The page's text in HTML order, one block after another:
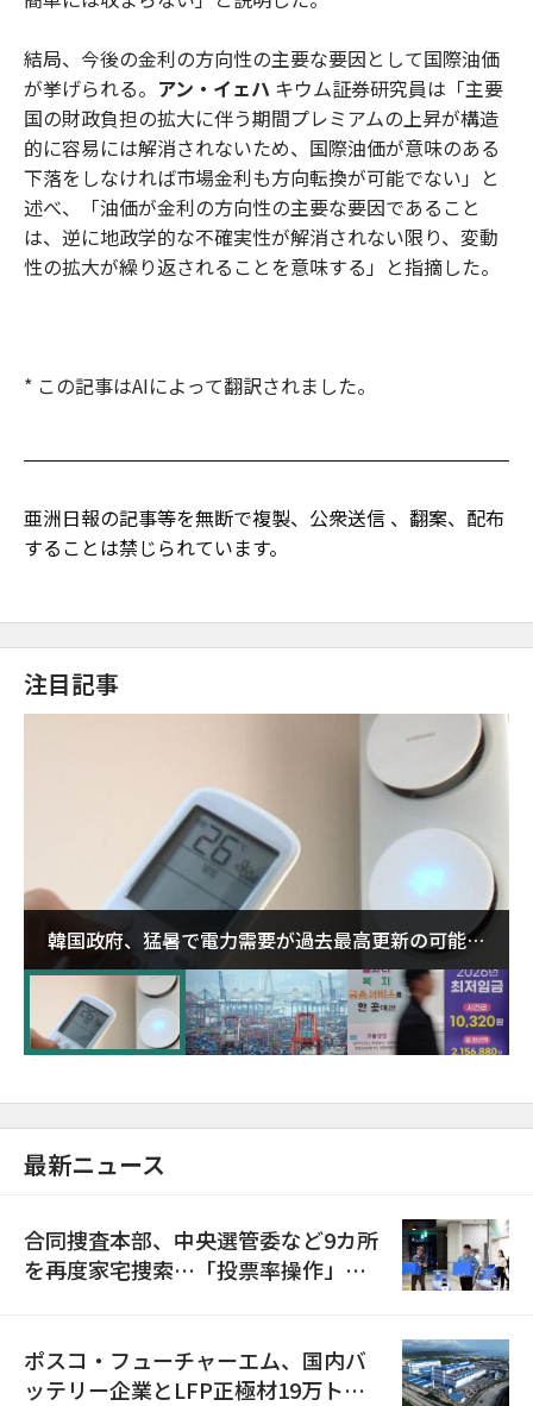
結局、今後の金利の方向性の主要な要因として国際油価
が挙げられる。 アン・イェハ キウム証券研究員は「主要
国の財政負担の拡大に伴う期間プレミアムの上昇が構造
的に容易には解消されないため、国際油価が意味のある
下落をしなければ市場金利も方向転換が可能でない」と
述べ、「油価が金利の方向性の主要な要因であること
は、逆に地政学的な不確実性が解消されない限り、変動
性の拡大が繰り返されることを意味する」と指摘した。
* この記事はAIによって翻訳されました。
亜洲日報の記事等を無断で複製、公衆送信 、翻案、配布
することは禁じられています。
注目記事
韓国政府、猛暑で電力需要が過去最高更新の可能性
に需給対応体制を点検
最新ニュース
合同捜査本部、中央選管委など9カ所
を再度家宅捜索…「投票率操作」の
ポスコ・フューチャーエム、国内バ
ッテリー企業とLFP正極材19万トン